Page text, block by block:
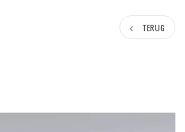
TERUG